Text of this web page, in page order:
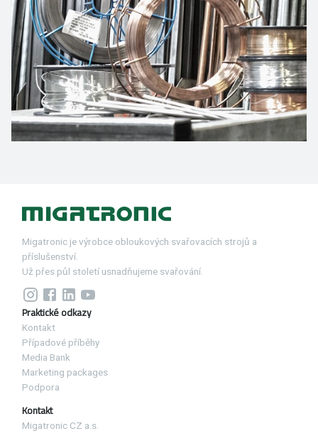
Migatronic je výrobce obloukových svařovacích strojů a
příslušenství.
Už přes půl století usnadňujeme svařování.
Praktické odkazy
Kontakt
Případové příběhy
Media Bank
Marketing packages
Podpora
Kontakt
Migatronic CZ a.s.